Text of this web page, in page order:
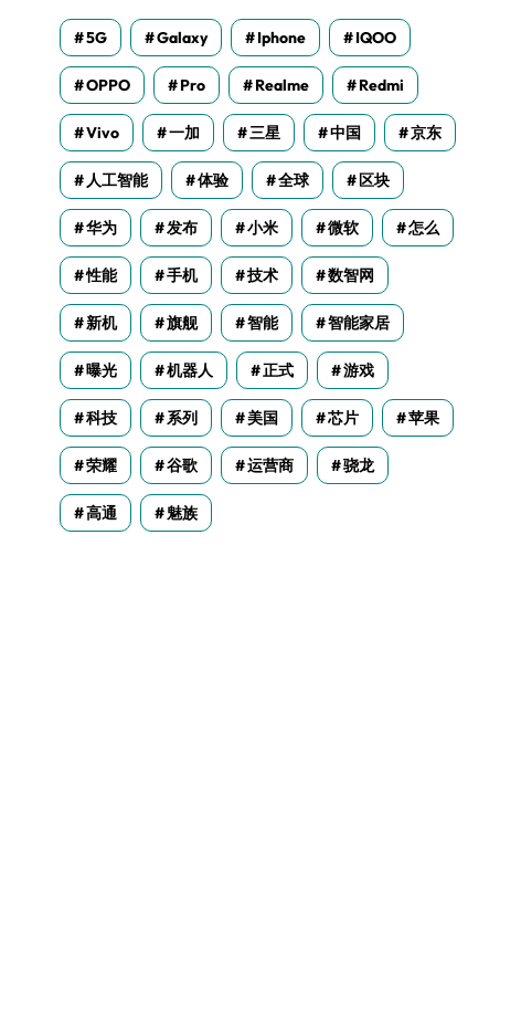
5G Galaxy Iphone IQOO
OPPO Pro Realme Redmi
Vivo 一加 三星 中国 京东
人工智能 体验 全球 区块
华为 发布 小米 微软 怎么
性能 手机 技术 数智网
新机 旗舰 智能 智能家居
曝光 机器人 正式 游戏
科技 系列 美国 芯片 苹果
荣耀 谷歌 运营商 骁龙
高通 魅族